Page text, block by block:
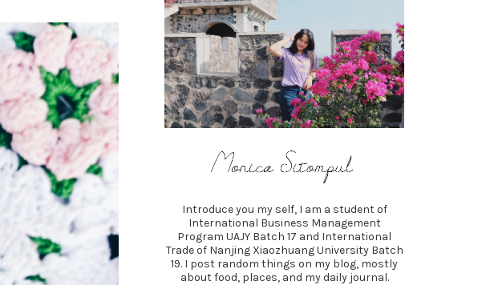
Introduce you my self, I am a student of
International Business Management
Program UAJY Batch 17 and International
Trade of Nanjing Xiaozhuang University Batch
19. I post random things on my blog, mostly
about food, places, and my daily journal.